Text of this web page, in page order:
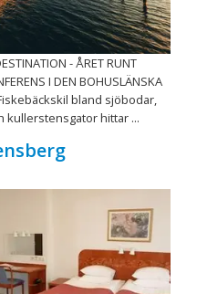
- ÅRET RUNT
I DEN BOHUSLÄNSKA
bland sjöbodar,
kullerstensgator hittar ...